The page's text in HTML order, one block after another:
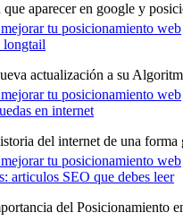
aparecer en google y
longtail
actualización a su
en internet
del internet de una
articulos SEO que debes leer
del Posicionamiento